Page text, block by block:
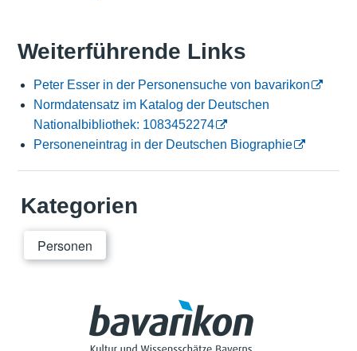
Weiterführende Links
Peter Esser in der Personensuche von bavarikon
Normdatensatz im Katalog der Deutschen
Nationalbibliothek: 1083452274
Personeneintrag in der Deutschen Biographie
Kategorien
Personen